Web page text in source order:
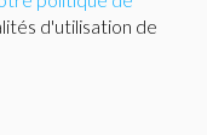
d'utilisation de